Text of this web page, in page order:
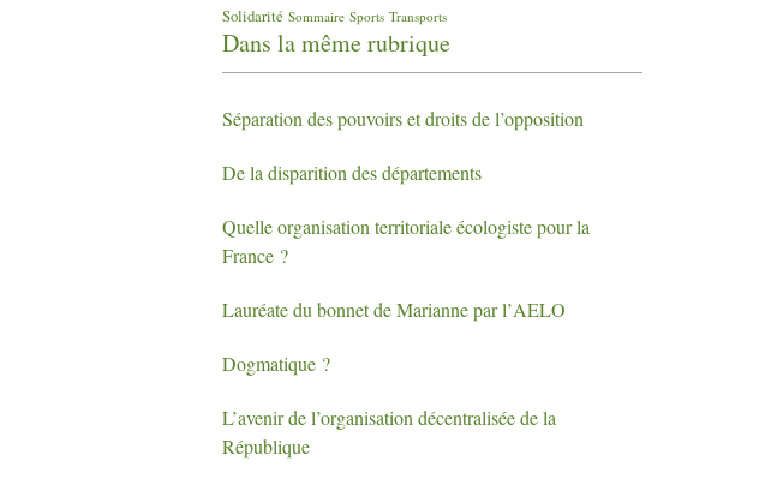
Solidarité Sommaire Sports Transports
Dans la même rubrique
Séparation des pouvoirs et droits de l’opposition
De la disparition des départements
Quelle organisation territoriale écologiste pour la
France ?
Lauréate du bonnet de Marianne par l’AELO
Dogmatique ?
L’avenir de l’organisation décentralisée de la
République